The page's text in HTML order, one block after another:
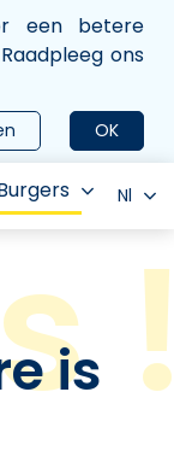
een betere
ons
OK
Nl
is